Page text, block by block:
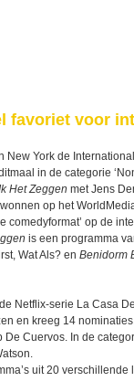
favoriet voor
New York de
in de categorie
Het Zeggen met Jens
op het
comedyformat’ op de
is een programma
Wat Als? en Benidorm
de Netflix-serie La Casa
en kreeg 14
Cuervos. In de
uit 20